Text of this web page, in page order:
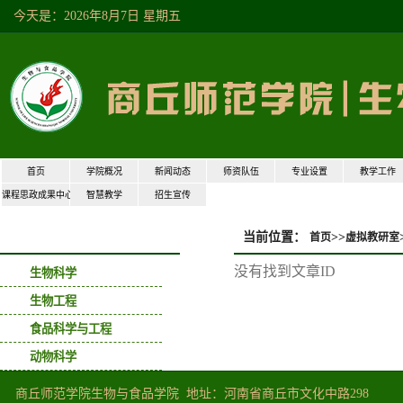
今天是：2026年8月7日星期五
首页 学院概况 新闻动态 师资队伍 专业设置 教学工作
课程思政成果中心 智慧教学 招生宣传
生物科学
生物工程
食品科学与工程
动物科学
当前位置： 首页>>虚拟教研室
没有找到文章ID
商丘师范学院生物与食品学院地址：河南省商丘市文化中路298